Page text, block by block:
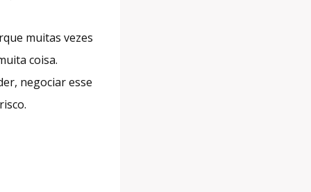
muitas vezes
coisa.
negociar esse